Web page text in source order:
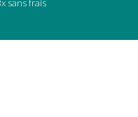
sans frais